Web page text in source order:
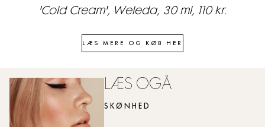
'Cold Cream', Weleda, 30 ml, 110 kr.
LÆS MERE OG KØB HER
LÆS OGÅ
SKØNHED